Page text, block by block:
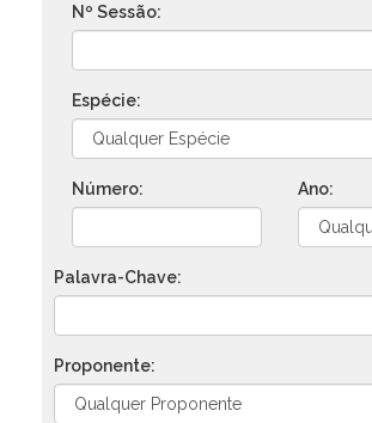
Nº Sessão:
Espécie:
Número: Ano:
Palavra-Chave:
Proponente: